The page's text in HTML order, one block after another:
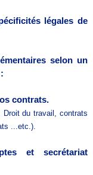
légales de
selon un
:
contrats.
Droit du travail, contrats
...etc.).
et secrétariat